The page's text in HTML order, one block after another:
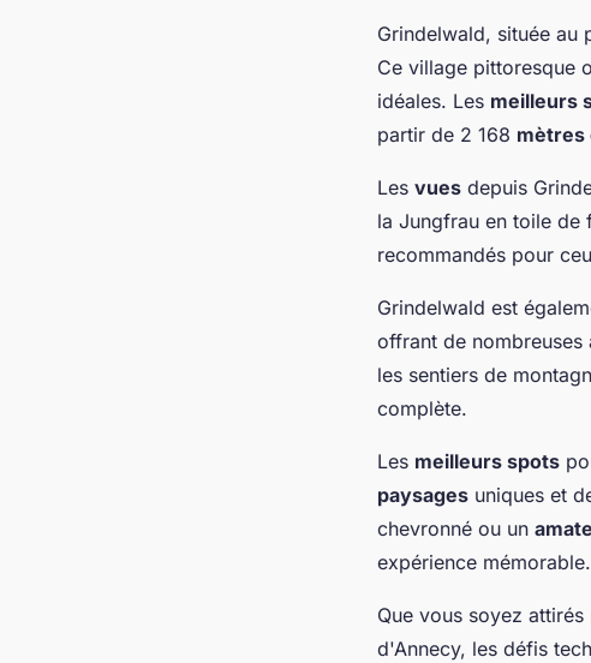
Grindelwald, située au
Ce village pittoresque
idéales. Les meilleurs
partir de 2 168 mètres
Les vues depuis
la Jungfrau en toile de
recommandés pour
Grindelwald est
offrant de nombreuses
les sentiers de
complète.
Les meilleurs spots
paysages uniques et
chevronné ou un
expérience mémorable.
Que vous soyez
d'Annecy, les défis